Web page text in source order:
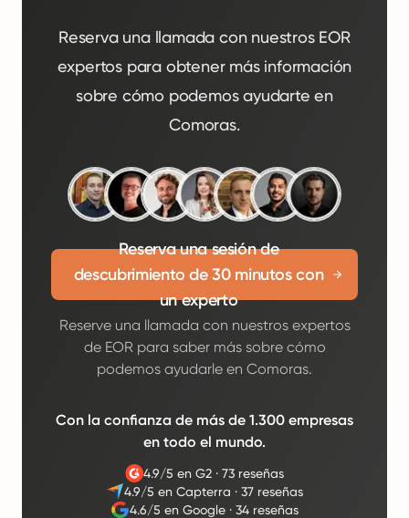
Reserva una llamada con nuestros EOR
expertos para obtener más información
sobre cómo podemos ayudarte en
Comoras.
Reserva una sesión de
descubrimiento de 30 minutos con
un experto
Reserve una llamada con nuestros expertos
de EOR para saber más sobre cómo
podemos ayudarle en Comoras.
Con la confianza de más de 1.300 empresas
en todo el mundo.
4.9/5 en G2 ·73 reseñas
4.9/5 en Capterra ·37 reseñas
4.6/5 en Google· 34 reseñas